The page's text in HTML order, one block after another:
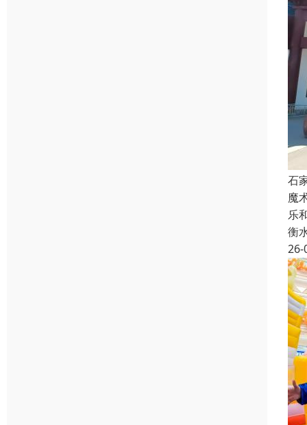
石
魔
乐
衡
26-